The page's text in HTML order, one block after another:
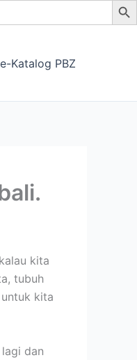
e-Katalog PBZ
kita
tubuh
kita
dan